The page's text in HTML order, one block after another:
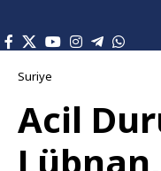
Suriye
Acil